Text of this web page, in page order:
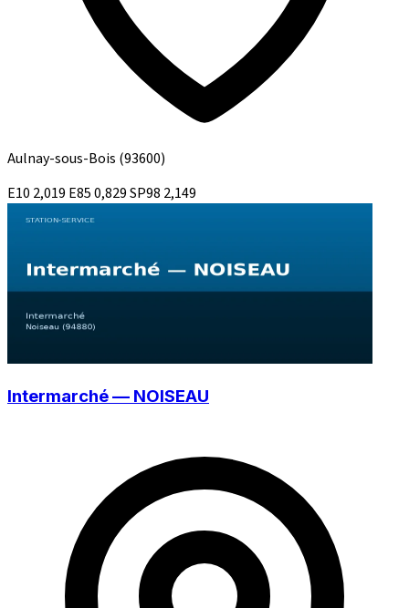
Aulnay-sous-Bois (93600)
E10 2,019 E850,829SP98 2,149
Intermarché — NOISEAU